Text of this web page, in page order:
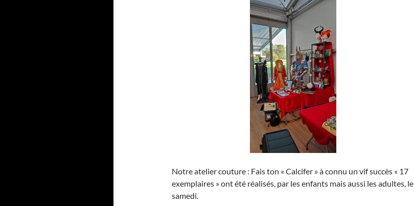
Notre atelier couture : Fais ton « Calcifer » à connu un vif succès « 17
exemplaires » ont été réalisés, par les enfants mais aussi les adultes, le
samedi.